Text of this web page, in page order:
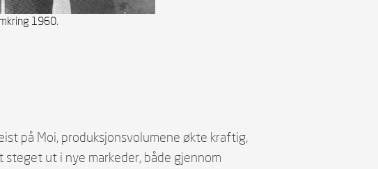
1960.
på Moi, produksjonsvolumene økte kraftig,
ut i nye markeder, både gjennom